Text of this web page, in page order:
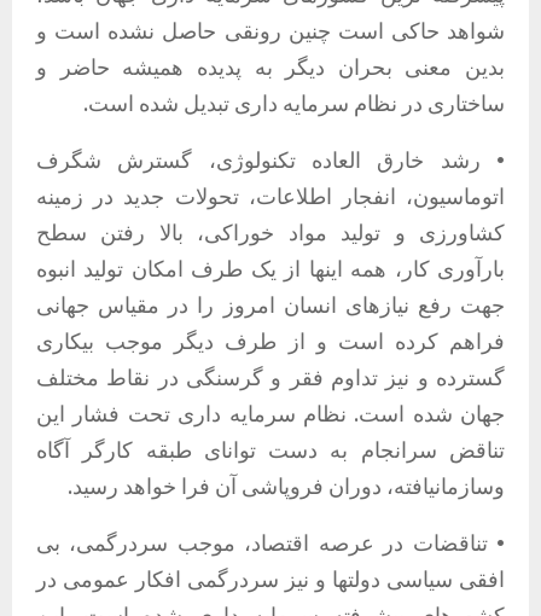
شواهد حاکی است چنین رونقی حاصل نشده است و
بدین معنی بحران دیگر به پدیده همیشه حاضر و
ساختاری در نظام سرمایه داری تبدیل شده است.
• رشد خارق العاده تکنولوژی، گسترش شگرف
اتوماسیون، انفجار اطلاعات، تحولات جدید در زمینه
کشاورزی و تولید مواد خوراکی، بالا رفتن سطح
بارآوری کار، همه اینها از یک طرف امکان تولید انبوه
جهت رفع نیازهای انسان امروز را در مقیاس جهانی
فراهم کرده است و از طرف دیگر موجب بیکاری
گسترده و نیز تداوم فقر و گرسنگی در نقاط مختلف
جهان شده است. نظام سرمایه داری تحت فشار این
تناقض سرانجام به دست توانای طبقه کارگر آگاه
وسازمانیافته، دوران فروپاشی آن فرا خواهد رسید.
• تناقضات در عرصه اقتصاد، موجب سردرگمی، بی
افقی سیاسی دولتها و نیز سردرگمی افکار عمومی در